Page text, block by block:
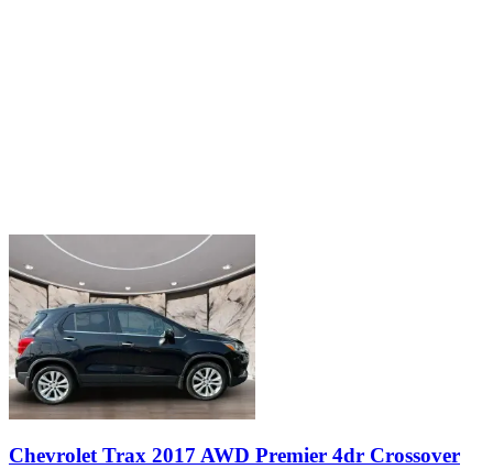
Chevrolet Trax 2017 AWD Premier 4dr Crossover